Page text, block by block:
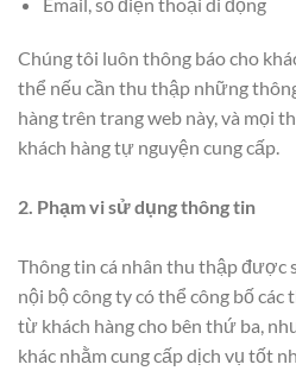
Chúng tôi luôn thông báo cho
thể nếu cần thu thập những
hàng trên trang web này, và mọi
khách hàng tự nguyện cung cấp.
2. Phạm vi sử dụng thông tin
Thông tin cá nhân thu thập được
nội bộ công ty có thể công bố
từ khách hàng cho bên thứ ba,
khác nhằm cung cấp dịch vụ tốt